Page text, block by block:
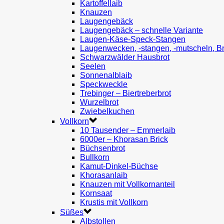
Kartoffellaib
Knauzen
Laugengebäck
Laugengebäck – schnelle Variante
Laugen-Käse-Speck-Stangen
Laugenwecken, -stangen, -mutscheln,
Schwarzwälder Hausbrot
Seelen
Sonnenalblaib
Speckweckle
Trebinger – Biertreberbrot
Wurzelbrot
Zwiebelkuchen
Vollkorn
10 Tausender – Emmerlaib
6000er – Khorasan Brick
Büchsenbrot
Bullkorn
Kamut-Dinkel-Büchse
Khorasanlaib
Knauzen mit Vollkornanteil
Kornsaat
Krustis mit Vollkorn
Süßes
Albstollen